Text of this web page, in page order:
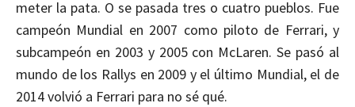
meter la pata. O se pasada tres o cuatro pueblos. Fue
campeón Mundial en 2007 como piloto de Ferrari, y
subcampeón en 2003 y 2005 con McLaren. Se pasó al
mundo de los Rallys en 2009 y el último Mundial, el de
2014 volvió a Ferrari para no sé qué.